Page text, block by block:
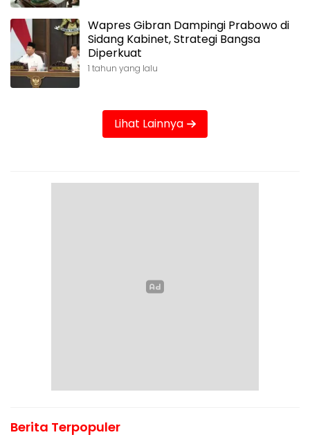
Wapres Gibran Dampingi Prabowo di
Sidang Kabinet, Strategi Bangsa
Diperkuat
1 tahun yang lalu
Lihat Lainnya
Berita Terpopuler